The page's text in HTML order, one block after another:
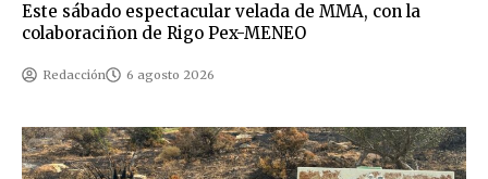
Este sábado espectacular velada de MMA, con la
colaboraciñon de Rigo Pex-MENEO
Redacción 6 agosto 2026